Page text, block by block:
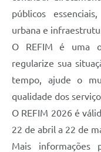
públicos
urbana e
O REFIM é uma
regularize sua
tempo, ajude o
qualidade dos
O REFIM 2026 é
22 de abril a 22 de
Mais